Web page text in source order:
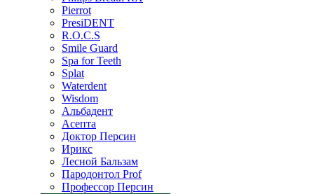
Pierrot
PresiDENT
R.O.C.S
Smile Guard
Spa for Teeth
Splat
Waterdent
Wisdom
Альбадент
Асепта
Доктор Персин
Ирикс
Лесной Бальзам
Пародонтол Prof
Профессор Персин